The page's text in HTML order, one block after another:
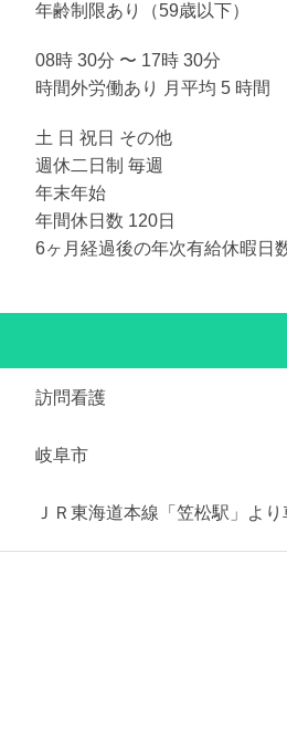
年齢制限あり（59歳以下）
08時 30分 〜 17時 30分
時間外労働あり 月平均 5 時間
土 日 祝日 その他
週休二日制 毎週
年末年始
年間休日数 120日
6ヶ月経過後の年次有給休暇日
訪問看護
岐阜市
ＪＲ東海道本線「笠松駅」よ